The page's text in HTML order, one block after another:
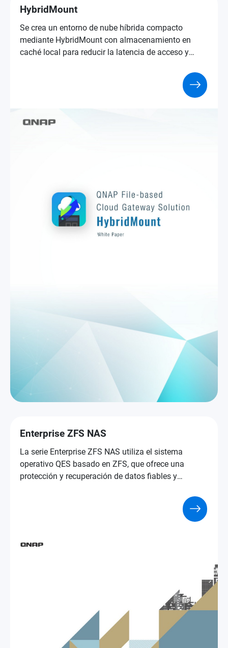
HybridMount
Se crea un entorno de nube híbrida compacto
mediante HybridMount con almacenamiento en
caché local para reducir la latencia de acceso y
Enterprise ZFS NAS
La serie Enterprise ZFS NAS utiliza el sistema
operativo QES basado en ZFS, que ofrece una
protección y recuperación de datos fiables y
empresas a acelerar los servicios críticos y afrontar